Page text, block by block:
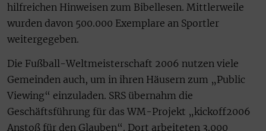
hilfreichen Hinweisen zum Bibellesen. Mittlerweile
wurden davon 500.000 Exemplare an Sportler
weitergegeben.
Die Fußball-Weltmeisterschaft 2006 nutzen viele
Gemeinden auch, um in ihren Häusern zum „Public
Viewing“ einzuladen. SRS übernahm die
Geschäftsführung für das WM-Projekt „kickoff2006
Anstoß für den Glauben“. Dort arbeiteten 3.000